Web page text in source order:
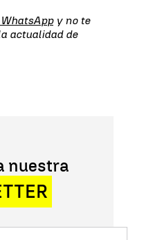
y no te
actualidad de
nuestra